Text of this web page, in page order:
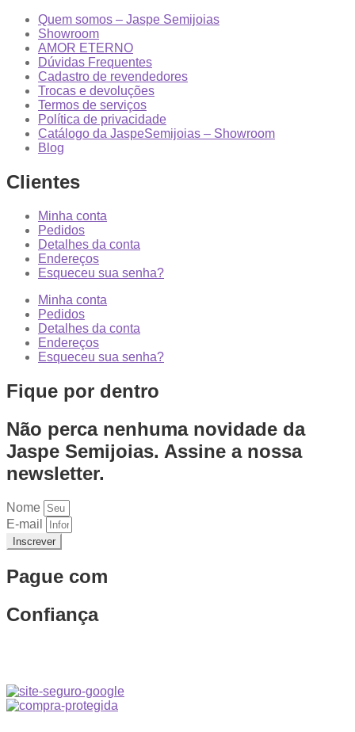
Quem somos – Jaspe Semijoias
Showroom
AMOR ETERNO
Dúvidas Frequentes
Cadastro de revendedores
Trocas e devoluções
Termos de serviços
Política de privacidade
Catálogo da JaspeSemijoias – Showroom
Blog
Clientes
Minha conta
Pedidos
Detalhes da conta
Endereços
Esqueceu sua senha?
Minha conta
Pedidos
Detalhes da conta
Endereços
Esqueceu sua senha?
Fique por dentro
Não perca nenhuma novidade da
Jaspe Semijoias. Assine a nossa
newsletter.
Nome
E-mail
Inscrever
Pague com
Confiança